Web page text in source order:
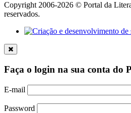
Copyright 2006-2026 © Portal da
reservados.
Faça o login na sua conta do
E-mail
Password